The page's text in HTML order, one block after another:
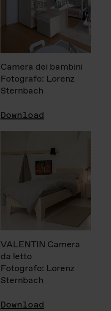
Camera dei bambini
Fotografo: Lorenz
Sternbach
Download
VALENTIN Camera
da letto
Fotografo: Lorenz
Sternbach
Download